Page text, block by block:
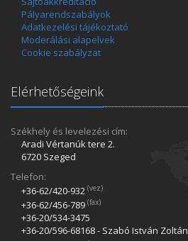
Pályarendszabályok
Adatkezelési tájékoztató
Moderálási alapelvek
Cookie szabályzat
Elérhetőségeink
Székhely és levelezési cím:
Aradi Vértanúk tere 2.
6720 Szeged
Telefon:
+36-62/420­-932 (vez)
+36-62/456­-789 (fax)
+36-20/534­-3475
+36-20/596­-68168 - Szabó István Zoltán